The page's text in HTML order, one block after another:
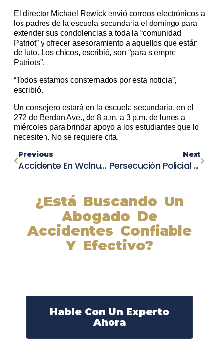
El director Michael Rewick envió correos electrónicos a
los padres de la escuela secundaria el domingo para
extender sus condolencias a toda la “comunidad
Patriot” y ofrecer asesoramiento a aquellos que están
de luto. Los chicos, escribió, son “para siempre
Patriots”.
“Todos estamos consternados por esta noticia”,
escribió.
Un consejero estará en la escuela secundaria, en el
272 de Berdan Ave., de 8 a.m. a 3 p.m. de lunes a
miércoles para brindar apoyo a los estudiantes que lo
necesiten. No se requiere cita.
Previous
Accidente En Walnut Creek: Una Persona Muere
Next
Persecución Policial De Alta Velocidad En San Diego Termina En Accidente
¿Está Buscando Un
Abogado De
Accidentes Confiable
Y Efectivo?
Hable Con Un Experto
Ahora